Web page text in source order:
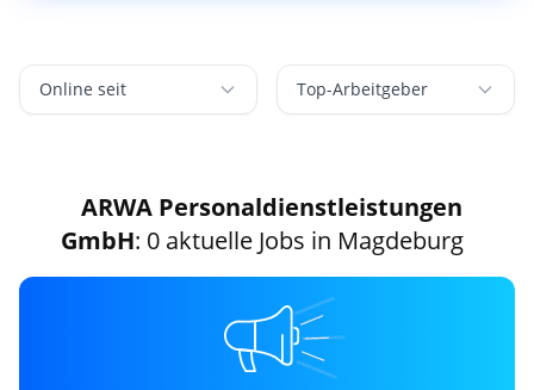
Online seit Top-Arbeitgeber
ARWA Personaldienstleistungen
GmbH: 0 aktuelle Jobs in Magdeburg